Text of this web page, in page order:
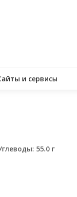
и сервисы
55.0 г